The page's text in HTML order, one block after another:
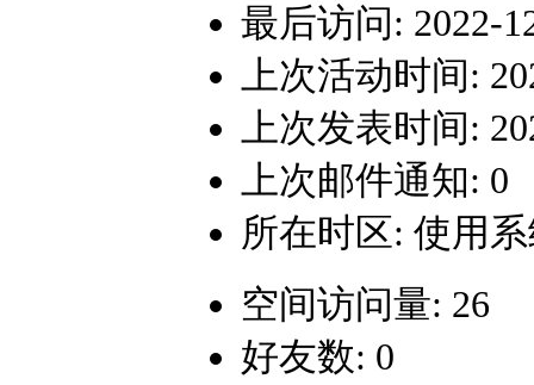
最后访问: 2022-
上次活动时间:
上次发表时间:
上次邮件通知: 0
所在时区: 使用
空间访问量: 26
好友数: 0